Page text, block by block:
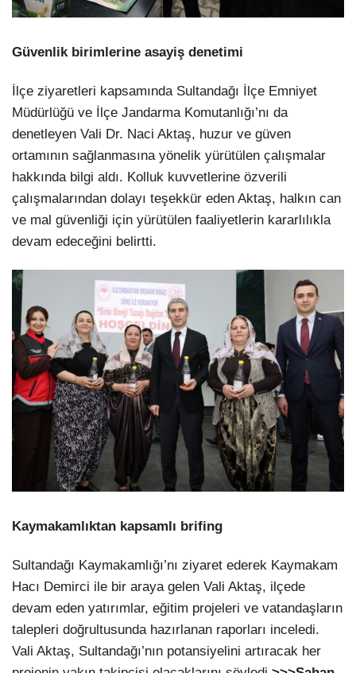
Güvenlik birimlerine asayiş denetimi
İlçe ziyaretleri kapsamında Sultandağı İlçe Emniyet
Müdürlüğü ve İlçe Jandarma Komutanlığı’nı da
denetleyen Vali Dr. Naci Aktaş, huzur ve güven
ortamının sağlanmasına yönelik yürütülen çalışmalar
hakkında bilgi aldı. Kolluk kuvvetlerine özverili
çalışmalarından dolayı teşekkür eden Aktaş, halkın can
ve mal güvenliği için yürütülen faaliyetlerin kararlılıkla
devam edeceğini belirtti.
Kaymakamlıktan kapsamlı brifing
Sultandağı Kaymakamlığı’nı ziyaret ederek Kaymakam
Hacı Demirci ile bir araya gelen Vali Aktaş, ilçede
devam eden yatırımlar, eğitim projeleri ve vatandaşların
talepleri doğrultusunda hazırlanan raporları inceledi.
Vali Aktaş, Sultandağı’nın potansiyelini artıracak her